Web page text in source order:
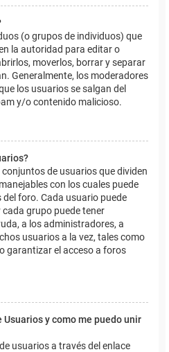
(o grupos de individuos) que
la autoridad para editar o
moverlos, borrar y separar
Generalmente, los moderadores
los usuarios se salgan del
y/o contenido malicioso.
de usuarios que dividen
con los cuales puede
foro. Cada usuario puede
grupo puede tener
a los administradores, a
usuarios a la vez, tales como
garantizar el acceso a foros
Usuarios y como me puedo unir
usuarios a través del enlace